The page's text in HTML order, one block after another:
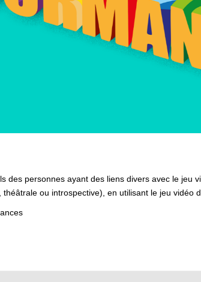
des personnes ayant des liens divers avec le
ou introspective), en utilisant le jeu vidéo